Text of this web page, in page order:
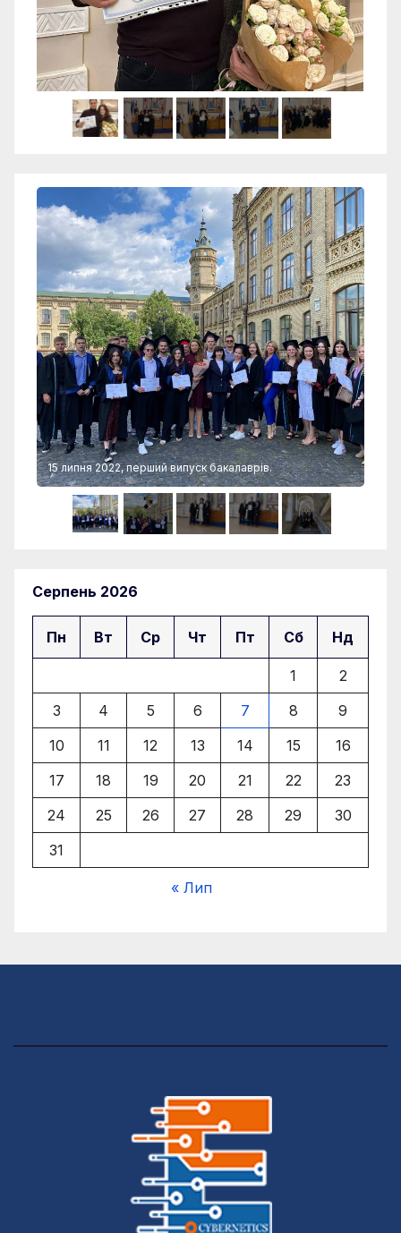
15 липня 2022, перший випуск бакалаврів.
Серпень 2026
Пн Вт Ср Чт Пт Сб Нд
1
2
3
4 5 6 7 8
9
10
11 12 13 14 15
16
17
18 19 20 21 22
23
24
25 26 27 28 29
30
31
« Лип